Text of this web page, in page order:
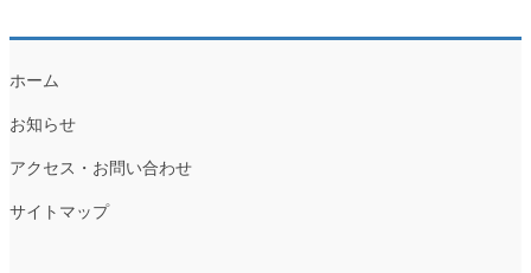
ホーム
お知らせ
アクセス・お問い合わせ
サイトマップ